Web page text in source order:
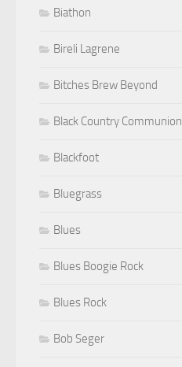
Biathon
Bireli Lagrene
Bitches Brew Beyond
Black Country Communion
Blackfoot
Bluegrass
Blues
Blues Boogie Rock
Blues Rock
Bob Seger